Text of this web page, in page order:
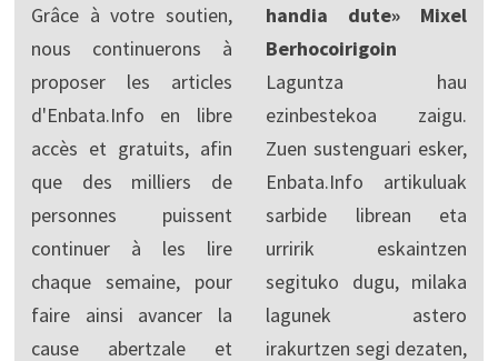
Grâce à votre soutien,
nous continuerons à
proposer les articles
d'Enbata.Info en libre
accès et gratuits, afin
que des milliers de
personnes puissent
continuer à les lire
chaque semaine, pour
faire ainsi avancer la
cause abertzale et
handia dute» Mixel
Berhocoirigoin
Laguntza hau
ezinbestekoa zaigu.
Zuen sustenguari esker,
Enbata.Info artikuluak
sarbide librean eta
urririk eskaintzen
segituko dugu, milaka
lagunek astero
irakurtzen segi dezaten,